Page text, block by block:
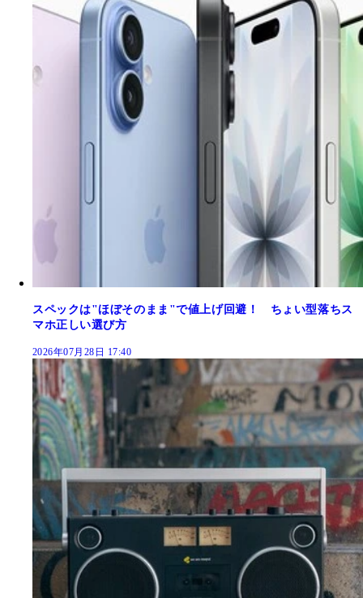
スペックは"ほぼそのまま"で値上げ回避！ ちょい型落ちス
マホ正しい選び方
2026年07月28日 17:40